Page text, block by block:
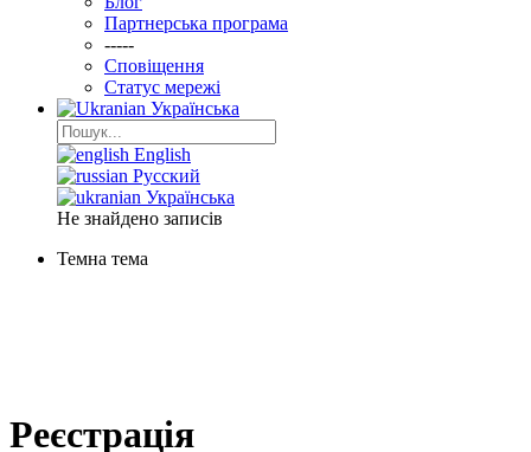
Партнерська програма
-----
Сповіщення
Статус мережі
Українська
English
Русский
Українська
Не знайдено записів
Темна тема
Реєстрація